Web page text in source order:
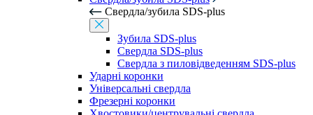
Свердла/зубила SDS-plus
Зубила SDS-plus
Свердла SDS-plus
Свердла з пиловідведенням SDS-plus
Ударні коронки
Універсальні свердла
Фрезерні коронки